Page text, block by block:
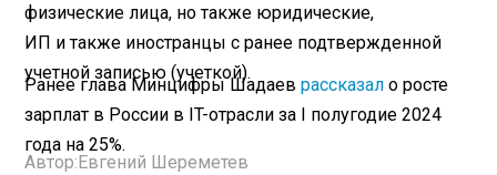
физические лица, но также юридические,
ИП и также иностранцы с ранее подтвержденной
учетной записью (учеткой).
Ранее глава Минцифры Шадаеврассказал о росте
зарплат в России в IT-отрасли за I полугодие 2024
года на 25%.
Автор: Евгений Шереметев